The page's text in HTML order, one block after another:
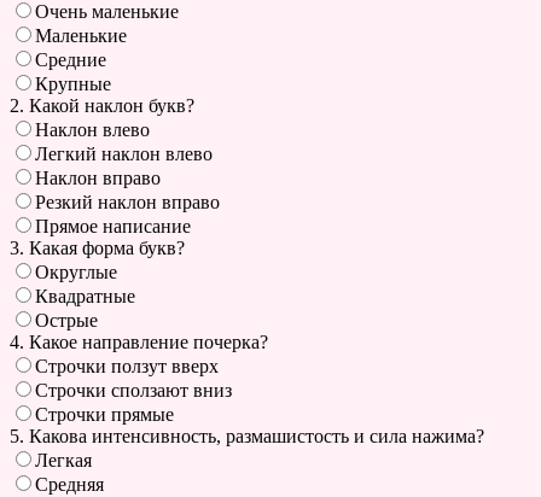
Очень маленькие
Маленькие
Средние
Крупные
2. Какой наклон букв?
Наклон влево
Легкий наклон влево
Наклон вправо
Резкий наклон вправо
Прямое написание
3. Какая форма букв?
Округлые
Квадратные
Острые
4. Какое направление почерка?
Строчки ползут вверх
Строчки сползают вниз
Строчки прямые
5. Какова интенсивность, размашистость и сила нажима?
Легкая
Средняя